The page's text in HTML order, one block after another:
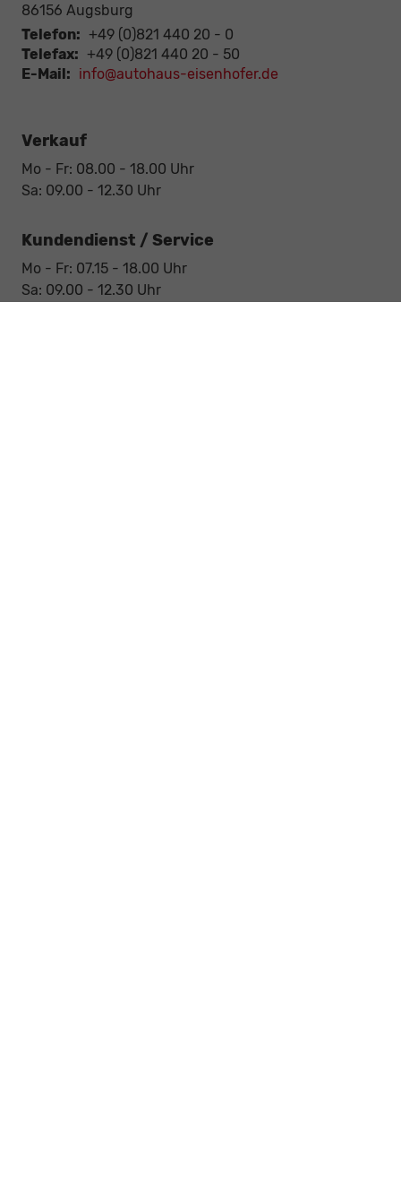
86156 Augsburg
Telefon: +49 (0)821 440 20 - 0
Telefax: +49 (0)821 440 20 - 50
E-Mail: info@autohaus-eisenhofer.de
Verkauf
Mo - Fr: 08.00 - 18.00 Uhr
Sa: 09.00 - 12.30 Uhr
Kundendienst / Service
Mo - Fr: 07.15 - 18.00 Uhr
Sa: 09.00 - 12.30 Uhr